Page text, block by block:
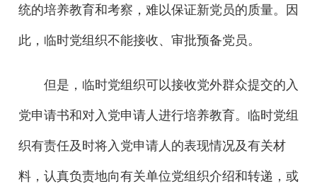
统的培养教育和考察，难以保证新党员的质量。因
此，临时党组织不能接收、审批预备党员。
但是，临时党组织可以接收党外群众提交的入
党申请书和对入党申请人进行培养教育。临时党组
织有责任及时将入党申请人的表现情况及有关材
料，认真负责地向有关单位党组织介绍和转递，或